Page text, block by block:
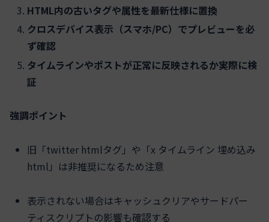
HTML内の古いタグや属性を最新仕様に置換
クロスデバイス表示（スマホ/PC）でプレビューを必
ず確認
タイムラインやポストが正常に反映されるか実際に検
証
強調ポイント
旧「twitter htmlタグ」や「x タイムライン 埋め込み
html」は非推奨になるため注意
表示されない場合はキャッシュクリアやサードパー
ティスクリプトの影響も確認する